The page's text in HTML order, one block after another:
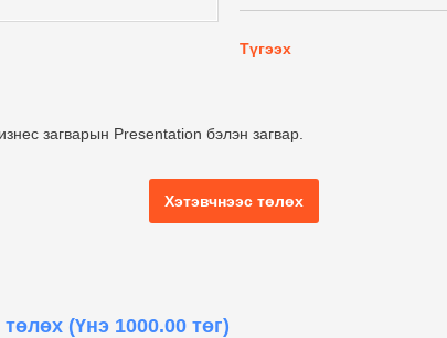
Түгээх
загварын Presentation бэлэн загвар.
Хэтэвчнээс төлөх
төлөх (Үнэ 1000.00 төг)